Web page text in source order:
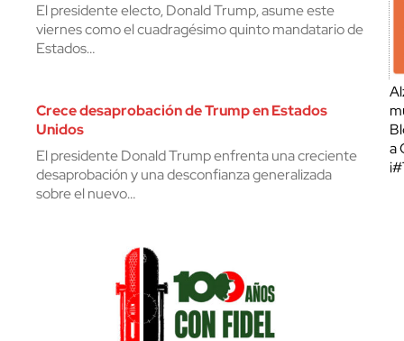
El presidente electo, Donald Trump, asume este
viernes como el cuadragésimo quinto mandatario de
Estados…
Crece desaprobación de Trump en Estados
Unidos
El presidente Donald Trump enfrenta una creciente
desaprobación y una desconfianza generalizada
sobre el nuevo…
a